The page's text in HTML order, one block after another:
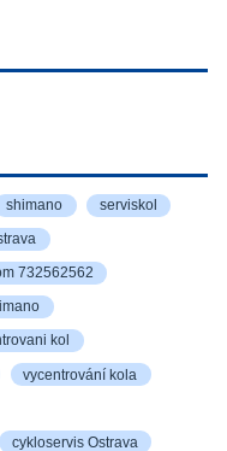
shimano serviskol
732562562
kol
vycentrování kola
cykloservis Ostrava